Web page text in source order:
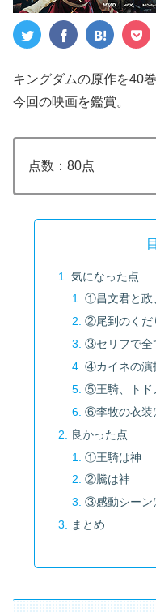
キングダムの原作を40
今回の映画を鑑賞。
点数：80点
気になった点
①昌文君と政
②尾到のくだ
③セリフで全
④カイネの演
⑤王騎、トド
⑥李牧の衣装
良かった点
①王騎は神
②騰は神
③感動シーン
まとめ